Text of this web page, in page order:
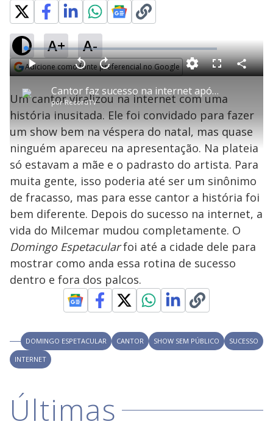
A+ A-
Adicione como fonte preferencial no Google
P
l
a
y
V
i
d
e
Cantor faz sucesso na internet após fazer para plateia vazia
porRecordTV
P V
t
a
r
1
0
e
g
n
d
A
n
ç
a
1
s
e
u
n
o
s
M
u
d
o
L
o
a
d
e
:
1
.
4
5
%
F
l
s
c
e
n
C
o
i
l
a
Um cantor viralizou na internet com uma
história inusitada. Ele foi convidado para fazer
um show bem na véspera do natal, mas quase
ninguém apareceu na apresentação. Na plateia
só estavam a mãe e o padrasto do artista. Para
muita gente, isso poderia até ser um sinônimo
de fracasso, mas para esse cantor a história foi
bem diferente. Depois do sucesso na internet, a
vida do Milcemar mudou completamente. O
Domingo Espetacularfoi até a cidade dele para
mostrar como anda essa rotina de sucesso
dentro e fora dos palcos.
DOMINGO ESPETACULAR CANTOR SHOW SEM PÚBLICO
SUCESSO
INTERNET
Últimas